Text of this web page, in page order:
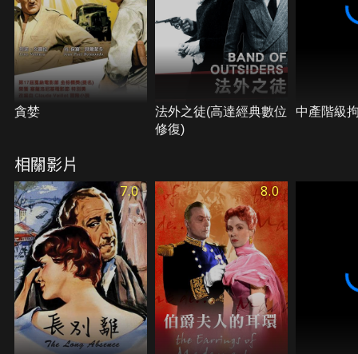
貪婪
法外之徒(高達經典數位
修復)
中產階級
相關影片
7.0 8.0